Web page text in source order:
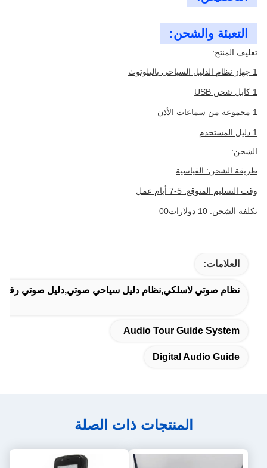
التعبئة والشحن:
تغليف المنتج:
1 جهاز نظام الدليل السياحي بالبلوتوث
1 كابل شحن USB
1 مجموعة من سماعات الأذن
1 دليل المستخدم
الشحن:
طريقة الشحن: القياسية
وقت التسليم المتوقع: 5-7 أيام عمل
تكلفة الشحن: 10 دولارات00
العلامات:
نظام صوتي لاسلكي,نظام دليل سياحي صوتي,دليل صوتي
Audio Tour Guide System
Digital Audio Guide
المنتجات ذات الصلة